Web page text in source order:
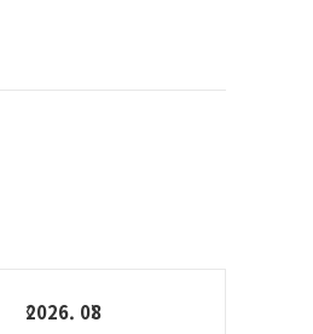
2026. 08